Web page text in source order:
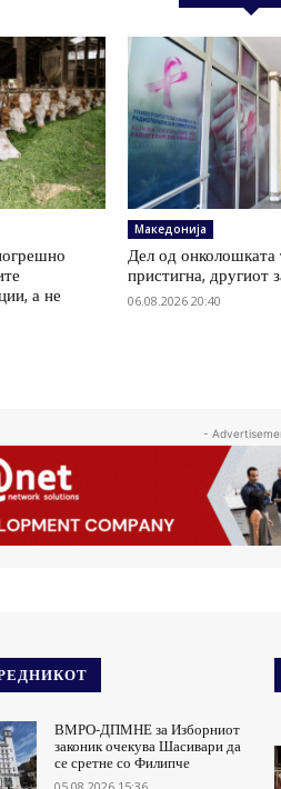
а не
Македонија
Дел од онколошката
пристигна, другиот
06.08.2026 20:40
-
ВМРО-ДПМНЕ за Изборниот
законик очекува Шасивари да
се сретне со Филипче